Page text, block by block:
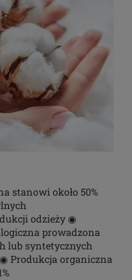
stanowi około 50%
odzieży ◉
prowadzona
lub syntetycznych
Produkcja organiczna